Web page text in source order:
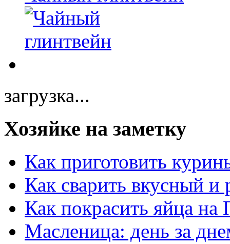
загрузка...
Хозяйке на заметку
Как приготовить
Как сварить вкусный и
Как покрасить яйца на
Масленица: день за